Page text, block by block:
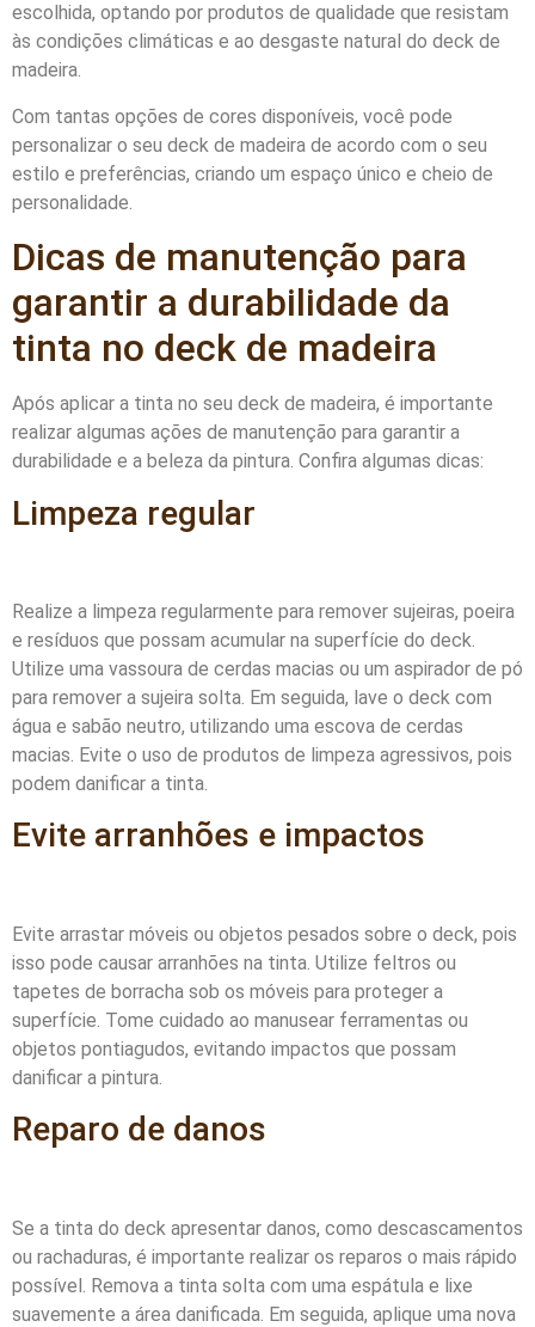
escolhida, optando por produtos de qualidade que resistam
às condições climáticas e ao desgaste natural do deck de
madeira.
Com tantas opções de cores disponíveis, você pode
personalizar o seu deck de madeira de acordo com o seu
estilo e preferências, criando um espaço único e cheio de
personalidade.
Dicas de manutenção para
garantir a durabilidade da
tinta no deck de madeira
Após aplicar a tinta no seu deck de madeira, é importante
realizar algumas ações de manutenção para garantir a
durabilidade e a beleza da pintura. Confira algumas dicas:
Limpeza regular
Realize a limpeza regularmente para remover sujeiras, poeira
e resíduos que possam acumular na superfície do deck.
Utilize uma vassoura de cerdas macias ou um aspirador de pó
para remover a sujeira solta. Em seguida, lave o deck com
água e sabão neutro, utilizando uma escova de cerdas
macias. Evite o uso de produtos de limpeza agressivos, pois
podem danificar a tinta.
Evite arranhões e impactos
Evite arrastar móveis ou objetos pesados sobre o deck, pois
isso pode causar arranhões na tinta. Utilize feltros ou
tapetes de borracha sob os móveis para proteger a
superfície. Tome cuidado ao manusear ferramentas ou
objetos pontiagudos, evitando impactos que possam
danificar a pintura.
Reparo de danos
Se a tinta do deck apresentar danos, como descascamentos
ou rachaduras, é importante realizar os reparos o mais rápido
possível. Remova a tinta solta com uma espátula e lixe
suavemente a área danificada. Em seguida, aplique uma nova